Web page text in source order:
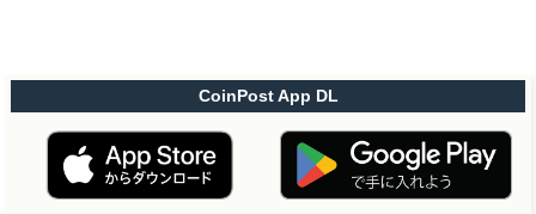
CoinPost App DL